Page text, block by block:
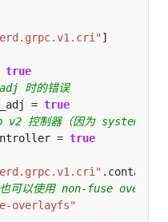
true
时的错误
=
true
控制器（因为 systemd
=
true
可以使用 non-fuse
overlayfs"